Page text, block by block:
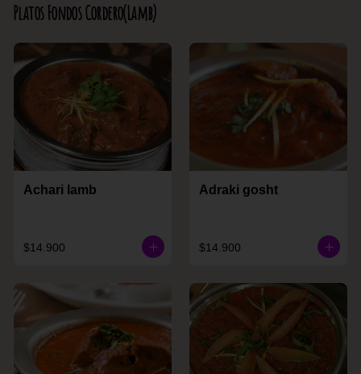
Platos Fondos Cordero(Lamb)
Achari lamb
$14.900
Adraki gosht
$14.900